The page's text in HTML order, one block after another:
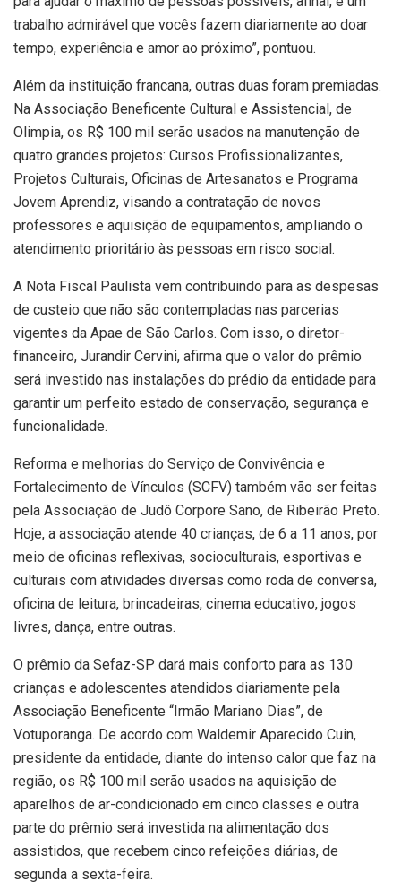
trabalho admirável que vocês fazem diariamente ao doar
tempo, experiência e amor ao próximo”, pontuou.
Além da instituição francana, outras duas foram premiadas.
Na Associação Beneficente Cultural e Assistencial, de
Olimpia, os R$ 100 mil serão usados na manutenção de
quatro grandes projetos: Cursos Profissionalizantes,
Projetos Culturais, Oficinas de Artesanatos e Programa
Jovem Aprendiz, visando a contratação de novos
professores e aquisição de equipamentos, ampliando o
atendimento prioritário às pessoas em risco social.
A Nota Fiscal Paulista vem contribuindo para as despesas
de custeio que não são contempladas nas parcerias
vigentes da Apae de São Carlos. Com isso, o diretor-
financeiro, Jurandir Cervini, afirma que o valor do prêmio
será investido nas instalações do prédio da entidade para
garantir um perfeito estado de conservação, segurança e
funcionalidade.
Reforma e melhorias do Serviço de Convivência e
Fortalecimento de Vínculos (SCFV) também vão ser feitas
pela Associação de Judô Corpore Sano, de Ribeirão Preto.
Hoje, a associação atende 40 crianças, de 6 a 11 anos, por
meio de oficinas reflexivas, socioculturais, esportivas e
culturais com atividades diversas como roda de conversa,
oficina de leitura, brincadeiras, cinema educativo, jogos
livres, dança, entre outras.
O prêmio da Sefaz-SP dará mais conforto para as 130
crianças e adolescentes atendidos diariamente pela
Associação Beneficente “Irmão Mariano Dias”, de
Votuporanga. De acordo com Waldemir Aparecido Cuin,
presidente da entidade, diante do intenso calor que faz na
região, os R$ 100 mil serão usados na aquisição de
aparelhos de ar-condicionado em cinco classes e outra
parte do prêmio será investida na alimentação dos
assistidos, que recebem cinco refeições diárias, de
segunda a sexta-feira.